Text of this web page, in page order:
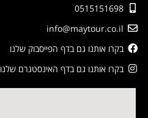
0515151698
info@maytour.co.il
בקרו אותנו גם בדף הפייסבוק שלנו
בקרו אותנו גם בדף האינסטגרם שלנו